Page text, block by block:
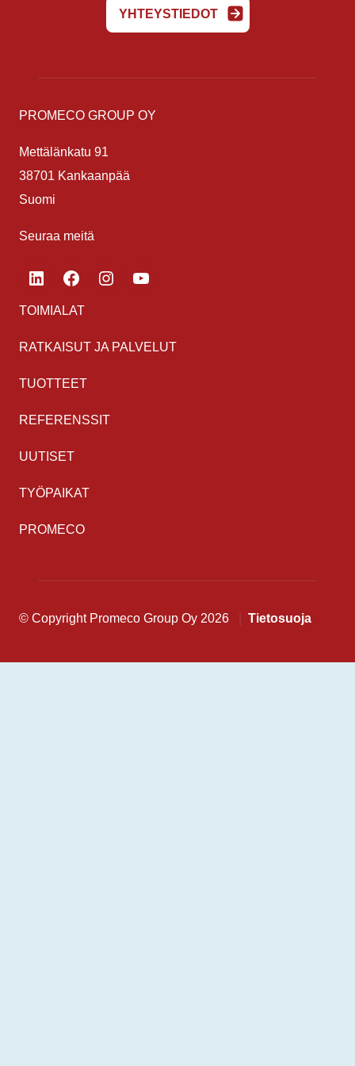
YHTEYSTIEDOT
PROMECO GROUP OY
Mettälänkatu 91
38701 Kankaanpää
Suomi
Seuraa meitä
LinkedInFacebook
TOIMIALAT
RATKAISUT JA PALVELUT
TUOTTEET
REFERENSSIT
UUTISET
TYÖPAIKAT
PROMECO
© Copyright Promeco Group Oy 2026 Tietosuoja